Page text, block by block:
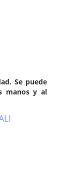
Se puede
manos y al